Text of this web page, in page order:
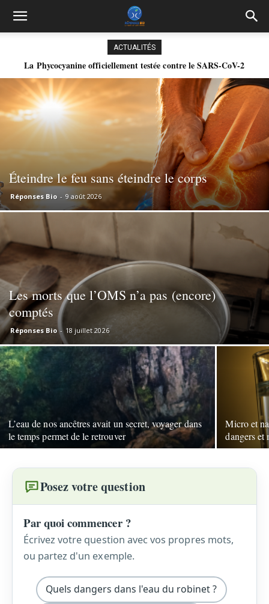
ACTUALITÉS
La Phycocyanine officiellement testée contre le SARS-CoV-2
Coronavirus, Covid-19, SRAS, les huiles essentielles médicinales
Éteindre le feu sans éteindre le corps
Réponses Bio - 9 août 2026
Les morts que l’OMS n’a pas (encore)
comptés
Réponses Bio - 18 juillet 2026
L’eau de nos ancêtres avait un secret, voyager dans
le temps permet de le retrouver
Micro et
dangers et
Posez votre question
Par quoi commencer ?
Écrivez votre question avec vos propres mots,
ou partez d'un exemple.
Quels dangers dans l'eau du robinet ?